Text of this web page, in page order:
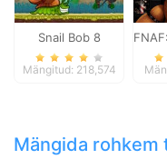
Snail Bob 8
Mängitud: 218,574
Mängida rohkem